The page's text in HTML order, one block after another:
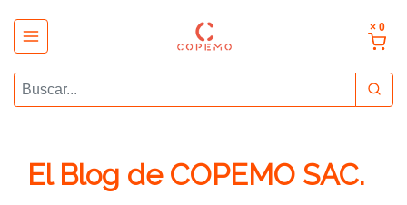
× 0
El Blog de COPEMO SAC.